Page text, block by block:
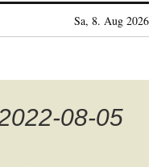
Sa, 8. Aug 2026
08-05